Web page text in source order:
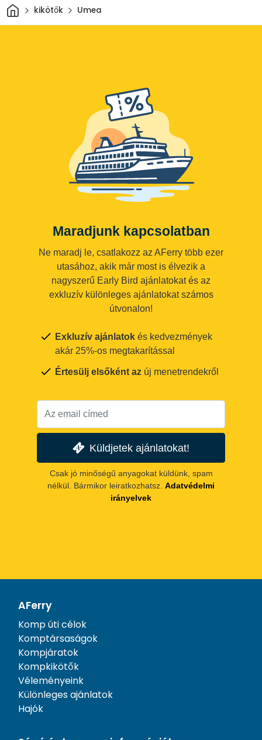
Otthon
kikötők Umea
Maradjunk kapcsolatban
Ne maradj le, csatlakozz az AFerry több ezer
utasához, akik már most is élvezik a
nagyszerű Early Bird ajánlatokat és az
exkluzív különleges ajánlatokat számos
útvonalon!
Exkluzív ajánlatok és kedvezmények
akár 25%-os megtakarítással
Értesülj elsőként az új menetrendekről
Küldjetek ajánlatokat!
Csak jó minőségű anyagokat küldünk, spam
nélkül. Bármikor leiratkozhatsz. Adatvédelmi
irányelvek
AFerry
Komp úti célok
Komptársaságok
Kompjáratok
Kompkikötők
Véleményeink
Különleges ajánlatok
Hajók